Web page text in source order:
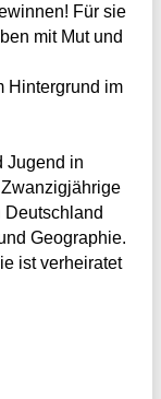
Für sie
mit Mut und
Hintergrund im
Jugend in
Geographie.
ist verheiratet